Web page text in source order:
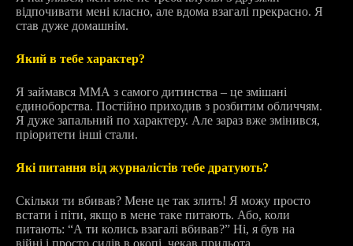
відпочивати мені класно, але вдома взагалі прекрасно. Я
став дуже домашнім.
Який в тебе характер?
Я займався ММА з самого дитинства – це змішані
єдиноборства. Постійно приходив з розбитим обличчям.
Я дуже запальний по характеру. Але зараз вже змінився,
пріоритети інші стали.
Які питання від журналістів тебе дратують?
Скільки ти вбивав? Мене це так злить! Я можу просто
встати і піти, якщо в мене таке питають. Або, коли
питають: “А ти колись взагалі вбивав?” Ні, я був на
війні і просто сидів в окопі, чекав прильота.